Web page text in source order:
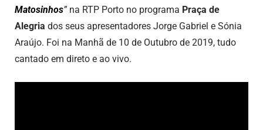
Matosinhos” na RTP Porto no programa Praça de
Alegria dos seus apresentadores Jorge Gabriel e Sónia
Araújo. Foi na Manhã de 10 de Outubro de 2019, tudo
cantado em direto e ao vivo.